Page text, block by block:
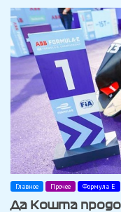
Главное Прочее Формула Е
Да Кошта